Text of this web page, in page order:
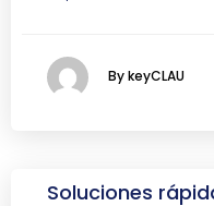
By keyCLAU
Soluciones